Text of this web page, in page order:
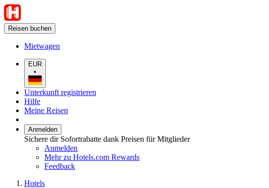
Reisen buchen
Mietwagen
EUR
•
Unterkunft registrieren
Hilfe
Meine Reisen
Anmelden
Sichere dir Sofortrabatte dank Preisen für Mitglieder
Anmelden
Mehr zu Hotels.com Rewards
Feedback
Hotels